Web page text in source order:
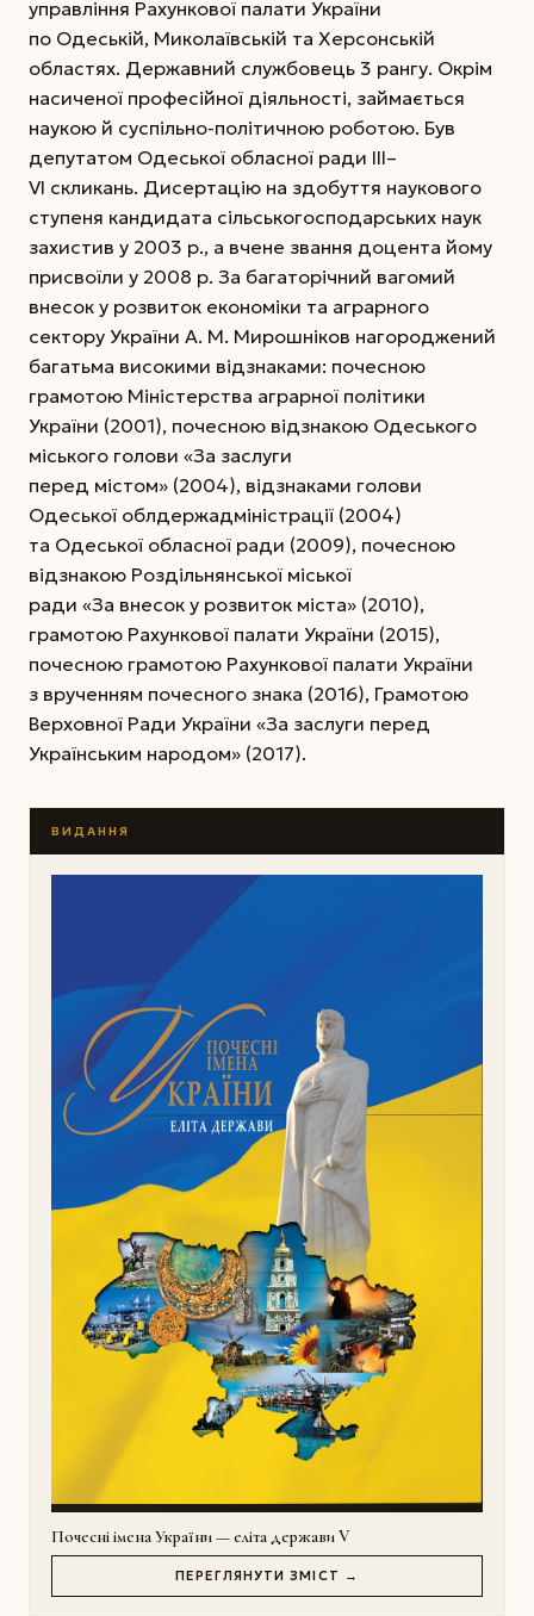
управління Рахункової палати України
по Одеській, Миколаївській та Херсонській
областях. Державний службовець 3 рангу. Окрім
насиченої професійної діяльності, займається
наукою й суспільно-політичною роботою. Був
депутатом Одеської обласної ради ІІІ–
VI скликань. Дисертацію на здобуття наукового
ступеня кандидата сільськогосподарських наук
захистив у 2003 р., а вчене звання доцента йому
присвоїли у 2008 р. За багаторічний вагомий
внесок у розвиток економіки та аграрного
сектору України А. М. Мирошніков нагороджений
багатьма високими відзнаками: почесною
грамотою Міністерства аграрної політики
України (2001), почесною відзнакою Одеського
міського голови «За заслуги
перед містом» (2004), відзнаками голови
Одеської облдержадміністрації (2004)
та Одеської обласної ради (2009), почесною
відзнакою Роздільнянської міської
ради «За внесок у розвиток міста» (2010),
грамотою Рахункової палати України (2015),
почесною грамотою Рахункової палати України
з врученням почесного знака (2016), Грамотою
Верховної Ради України «За заслуги перед
Українським народом» (2017).
ВИДАННЯ
Почесні імена України — еліта держави V
ПЕРЕГЛЯНУТИ ЗМІСТ →